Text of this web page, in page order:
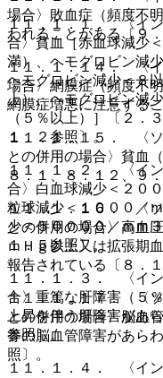
場合〉敗血症（頻度不
われることがある〔９
１１．１．１４． 〈
場合〉網膜症（頻度不
網膜症増悪に注意する
１１．１．１５． 〈
との併用の場合〉貧血
８．１、８．１２、９
１１．１．１６． 〈
との併用の場合〉高血
ｍＨｇ以上又は拡張期
報告されている〔８．１
１１．１．１７． 〈
との併用の場合〉脳血
等の脳血管障害があら
照〕。
１１．１．１． 〈イ
合〉貧血［赤血球減少
満）、ヘモグロビン減
ヘモグロビン減少＜８
上）、ヘモグロビン減
（５％以上）］〔２．
１．２参照〕。
１１．１．２． 〈イ
合〉白血球減少＜２０
粒球減少＜１０００／
少＜５００００／ｍｍ
１．５参照〕。
１１．１．３． 〈イ
合〉重篤な肝障害（５
上昇を伴う肝障害があ
参照〕。
１１．１．４． 〈イ